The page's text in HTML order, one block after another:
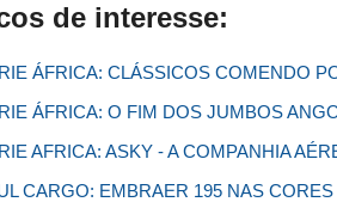
de interesse:
ÁFRICA: CLÁSSICOS COMENDO
ÁFRICA: O FIM DOS JUMBOS
AFRICA: ASKY - A COMPANHIA
CARGO: EMBRAER 195 NAS